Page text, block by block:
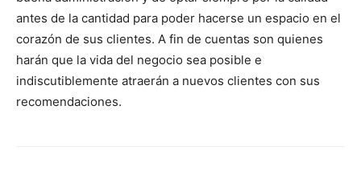
antes de la cantidad para poder hacerse un espacio en el
corazón de sus clientes. A fin de cuentas son quienes
harán que la vida del negocio sea posible e
indiscutiblemente atraerán a nuevos clientes con sus
recomendaciones.